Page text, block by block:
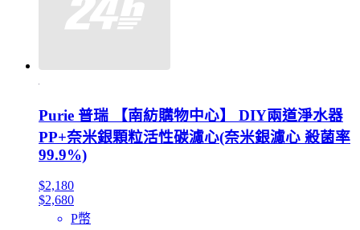
Purie 普瑞 【南紡購物中心】 DIY兩道淨水器
PP+奈米銀顆粒活性碳濾心(奈米銀濾心 殺菌率
99.9%)
$2,180
$2,680
P幣